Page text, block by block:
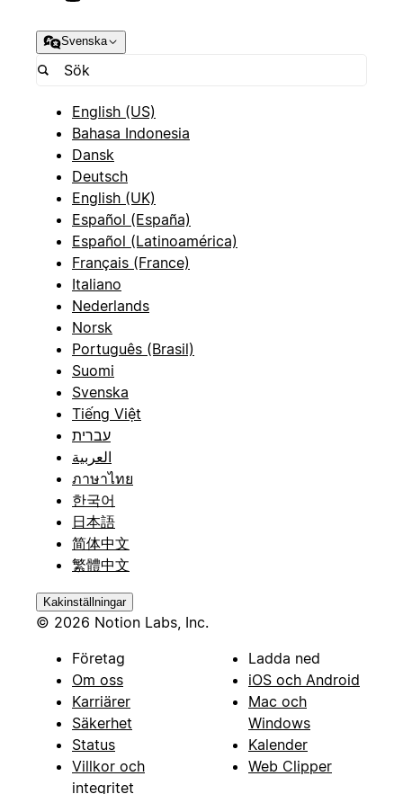
Svenska
English (US)
Bahasa Indonesia
Dansk
Deutsch
English (UK)
Español (España)
Español (Latinoamérica)
Français (France)
Italiano
Nederlands
Norsk
Português (Brasil)
Suomi
Svenska
Tiếng Việt
עברית
العربية
ภาษาไทย
한국어
日本語
简体中文
繁體中文
Kakinställningar
© 2026 Notion Labs, Inc.
Företag
Om oss
Karriärer
Säkerhet
Status
Villkor och
integritet
Ladda ned
iOS och Android
Mac och
Windows
Kalender
Web Clipper